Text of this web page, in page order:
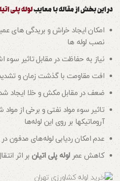
در این بخش از مقاله با معایبلوله پلی
امکان ایجاد خراش و بریدگی های
نصب لوله ها
نیاز به حفاظت در مقابل تاثیر سوء
افت مقاومت با گذشت زمان و
ضعف در مقابل مکش و خلا ایجاد
تاثیر سوء مواد نفتی و برخی از مواد
آروماتیکها بر روی این لوله‌ها
عدم امکان ردیابی لوله‌های مدفون در
کاهش عمرلوله پلی اتیلنبر اثر